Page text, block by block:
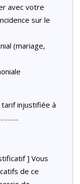
avec votre
sur le
(mariage,
injustifiée à
……….
] Vous
de ce